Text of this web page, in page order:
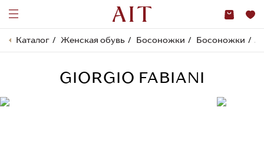
Каталог Женская обувь Босоножки Босоножки
GIORGIO FABIANI